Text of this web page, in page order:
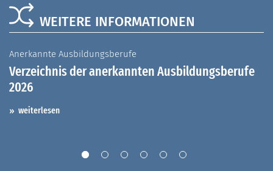
WEITERE INFORMATIONEN
Anerkannte Ausbildungsberufe
Verzeichnis der anerkannten Ausbildungsberufe
2026
weiterlesen